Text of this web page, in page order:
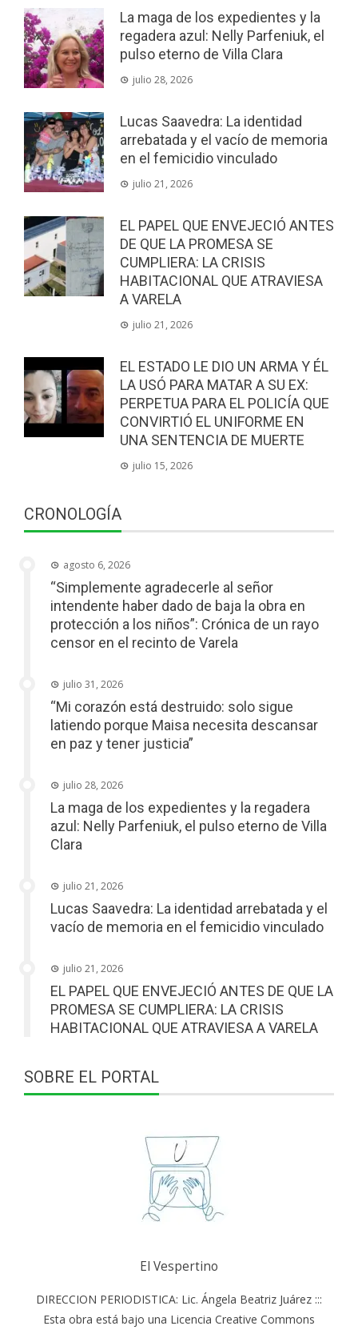
La maga de los expedientes y la
regadera azul: Nelly Parfeniuk, el
pulso eterno de Villa Clara
julio 28, 2026
Lucas Saavedra: La identidad
arrebatada y el vacío de memoria
en el femicidio vinculado
julio 21, 2026
EL PAPEL QUE ENVEJECIÓ ANTES
DE QUE LA PROMESA SE
CUMPLIERA: LA CRISIS
HABITACIONAL QUE ATRAVIESA
A VARELA
julio 21, 2026
EL ESTADO LE DIO UN ARMA Y ÉL
LA USÓ PARA MATAR A SU EX:
PERPETUA PARA EL POLICÍA QUE
CONVIRTIÓ EL UNIFORME EN
UNA SENTENCIA DE MUERTE
julio 15, 2026
CRONOLOGÍA
agosto 6, 2026
“Simplemente agradecerle al señor
intendente haber dado de baja la obra en
protección a los niños”: Crónica de un rayo
censor en el recinto de Varela
julio 31, 2026
“Mi corazón está destruido: solo sigue
latiendo porque Maisa necesita descansar
en paz y tener justicia”
julio 28, 2026
La maga de los expedientes y la regadera
azul: Nelly Parfeniuk, el pulso eterno de Villa
Clara
julio 21, 2026
Lucas Saavedra: La identidad arrebatada y el
vacío de memoria en el femicidio vinculado
julio 21, 2026
EL PAPEL QUE ENVEJECIÓ ANTES DE QUE LA
PROMESA SE CUMPLIERA: LA CRISIS
HABITACIONAL QUE ATRAVIESA A VARELA
SOBRE EL PORTAL
El Vespertino
DIRECCION PERIODISTICA: Lic. Ángela Beatriz Juárez :::
Esta obra está bajo una Licencia Creative Commons